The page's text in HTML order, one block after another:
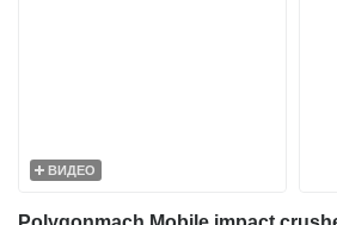
ВИДЕО